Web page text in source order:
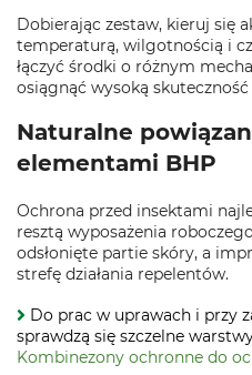
Dobierając zestaw, kieruj się
temperaturą, wilgotnością i
łączyć środki o różnym
osiągnąć wysoką
Naturalne
elementami BHP
Ochrona przed insektami
resztą wyposażenia
odsłonięte partie skóry, a
strefę działania repelentów.
Do prac w uprawach i przy
sprawdzą się szczelne
Kombinezony ochronne do